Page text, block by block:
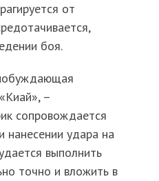
от
боя.
–
сопровождается
нанесении удара на
выполнить
точно и вложить в